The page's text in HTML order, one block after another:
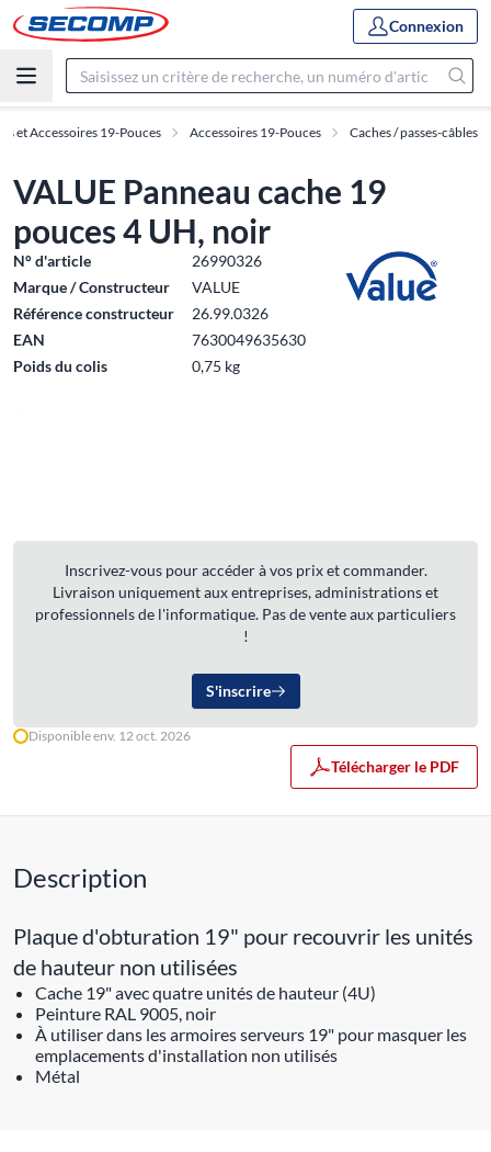
Connexion
et Accessoires 19-Pouces Accessoires 19-Pouces Caches / passes-câbles
VALUE Panneau cache 19
pouces 4 UH, noir
N° d'article
26990326
Marque / Constructeur
VALUE
Référence constructeur
26.99.0326
EAN
7630049635630
Poids du colis
0,75 kg
Inscrivez-vous pour accéder à vos prix et commander.
Livraison uniquement aux entreprises, administrations et
professionnels de l'informatique. Pas de vente aux particuliers
!
S'inscrire
Disponible env. 12 oct. 2026
Télécharger le PDF
Description
Plaque d'obturation 19" pour recouvrir les unités
de hauteur non utilisées
Cache 19" avec quatre unités de hauteur (4U)
Peinture RAL 9005, noir
À utiliser dans les armoires serveurs 19" pour masquer les
emplacements d'installation non utilisés
Métal